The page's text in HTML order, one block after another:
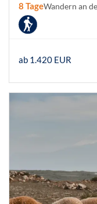
8 TageWandern an
ab 1.420 EUR